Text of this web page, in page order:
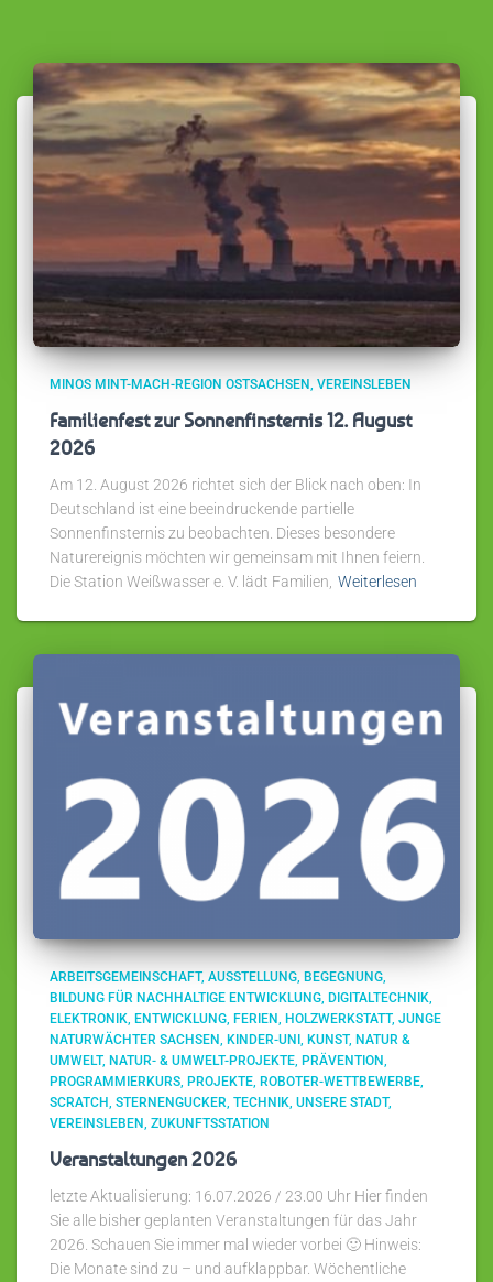
MINOS MINT-MACH-REGION OSTSACHSEN VEREINSLEBEN
Familienfest zur Sonnenfinsternis 12. August
2026
Am 12. August 2026 richtet sich der Blick nach oben: In
Deutschland ist eine beeindruckende partielle
Sonnenfinsternis zu beobachten. Dieses besondere
Naturereignis möchten wir gemeinsam mit Ihnen feiern.
Die Station Weißwasser e. V. lädt Familien, Weiterlesen
ARBEITSGEMEINSCHAFT AUSSTELLUNG BEGEGNUNG
BILDUNG FÜR NACHHALTIGE ENTWICKLUNG DIGITALTECHNIK
ELEKTRONIK ENTWICKLUNG FERIEN HOLZWERKSTATT JUNGE
NATURWÄCHTER SACHSEN
KINDER-UNI KUNST NATUR &
UMWELT NATUR- & UMWELT-PROJEKTE PRÄVENTION
PROGRAMMIERKURS PROJEKTE ROBOTER-WETTBEWERBE
SCRATCH STERNENGUCKER TECHNIK UNSERE STADT
VEREINSLEBEN ZUKUNFTSSTATION
Veranstaltungen 2026
letzte Aktualisierung: 16.07.2026 / 23.00 Uhr Hier finden
Sie alle bisher geplanten Veranstaltungen für das Jahr
2026. Schauen Sie immer mal wieder vorbei 🙂 Hinweis:
Die Monate sind zu – und aufklappbar. Wöchentliche